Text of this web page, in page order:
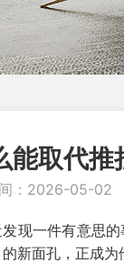
能取代推
：2026-05-02
现一件有意思
的新面孔，正成为